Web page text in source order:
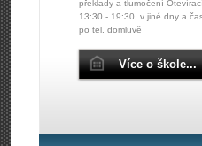
překlady a tlumočení
13:30 - 19:30, v jiné dny a
po tel. domluvě
Více o škole...